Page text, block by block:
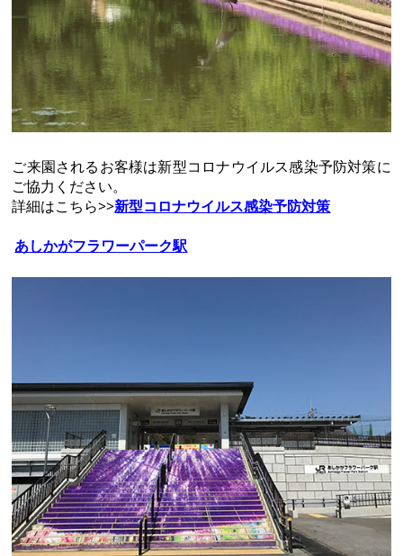
ご来園されるお客様は新型コロナウイルス感染予防対策に
ご協力ください。
詳細はこちら>>新型コロナウイルス感染予防対策
あしかがフラワーパーク駅